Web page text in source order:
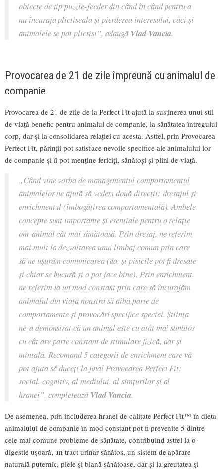
obiecte de tip puzzle-feeder din când în când pentru a
nu încuraja plictiseala și pierderea interesului, căci și
animalele se pot plictisi”, adaugă Vlad Vancia.
Provocarea de 21 de zile împreună cu animalul de
companie
Provocarea de 21 de zile de la Perfect Fit ajută la susținerea unui stil
de viață benefic pentru animalul de companie, la sănătatea întregului
corp, dar și la consolidarea relației cu acesta. Astfel, prin Provocarea
Perfect Fit, părinții pot satisface nevoile specifice ale animalului lor
de companie și îi pot menține fericiți, sănătoși și plini de viață.
„Când vine vorba de managementul comportamentul
animalelor ne ajută să vedem două direcții: dresajul și
enrichmentul (îmbogățirea comportamentală). Ambele
concepte sunt importante și esențiale pentru o relație
om-animal cât mai sănătoasă. Prin dresaj, ne referim
mai mult la dezvoltarea unui limbaj comun prin care
să ne ușurăm comunicarea (da, și pisicile pot fi dresate
și chiar se bucură și o pot face bine). Prin enrichment,
ne referim la un mod constant prin care să încurajăm
animalul din viața noastră să aibă parte de
comportamente și provocări specifice speciei. Știința
ne-a demonstrat că un animal este cu atât mai sănătos
cu cât are parte constant de stimulare fizică, dar și
mintală. Recomand 5 categorii de enrichment care vă
pot ajuta să duceți la final Provocarea Perfect Fit:
social, cognitiv, al mediului, al simțurilor și al
hranei”, completează Vlad Vancia.
De asemenea, prin includerea hranei de calitate Perfect Fit™ în dieta
animalului de companie în mod constant pot fi prevenite 5 dintre
cele mai comune probleme de sănătate, contribuind astfel la o
digestie ușoară, un tract urinar sănătos, un sistem de apărare
naturală puternic, piele și blană sănătoase, dar și la greutatea și